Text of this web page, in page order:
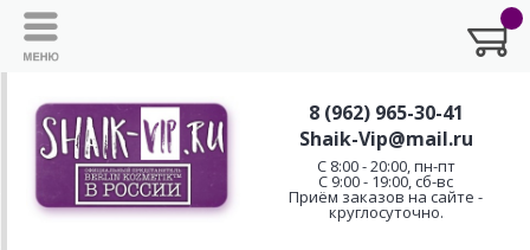
8 (962) 965-30-41
Shaik-Vip@mail.ru
C 8:00 - 20:00, пн-пт
С 9:00 - 19:00, сб-вс
Приём заказов на сайте -
круглосуточно.